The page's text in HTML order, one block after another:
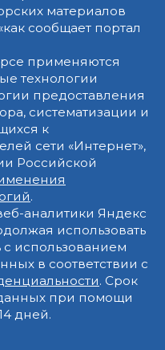
материалов
сообщает портал
применяются
технологии
предоставления
систематизации и
к
сети «Интернет»,
Российской
.
аналитики Яндекс
использовать
с использованием
в соответствии с
. Срок
при помощи
дней.